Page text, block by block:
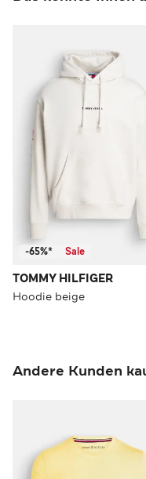
-65%* Sale
TOMMY HILFIGER
Hoodie beige
Andere Kunden